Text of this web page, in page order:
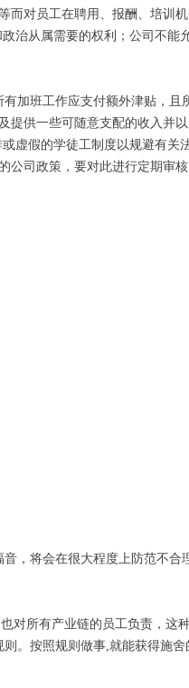
对员工在聘用、报酬、培训
治从属需要的权利；公司不能
加班工作应支付额外津贴，且
供一些可随意支配的收入并
虚假的学徒工制度以规避有关
司政策，要对此进行定期审
，将会在很大程度上防范不合
所有产业链的员工负责，这
。按照规则做事,就能获得施